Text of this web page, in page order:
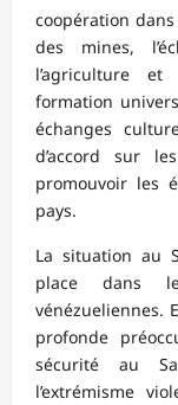
coopération
des mines,
l’agriculture
formation
échanges
d’accord sur
promouvoir les
pays.
La situation au
place dans
vénézueliennes.
profonde
sécurité au
l’extrémisme